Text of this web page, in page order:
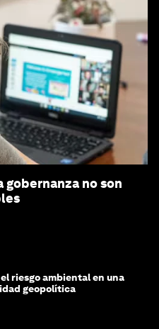
gobernanza no son
riesgo ambiental en una
geopolítica